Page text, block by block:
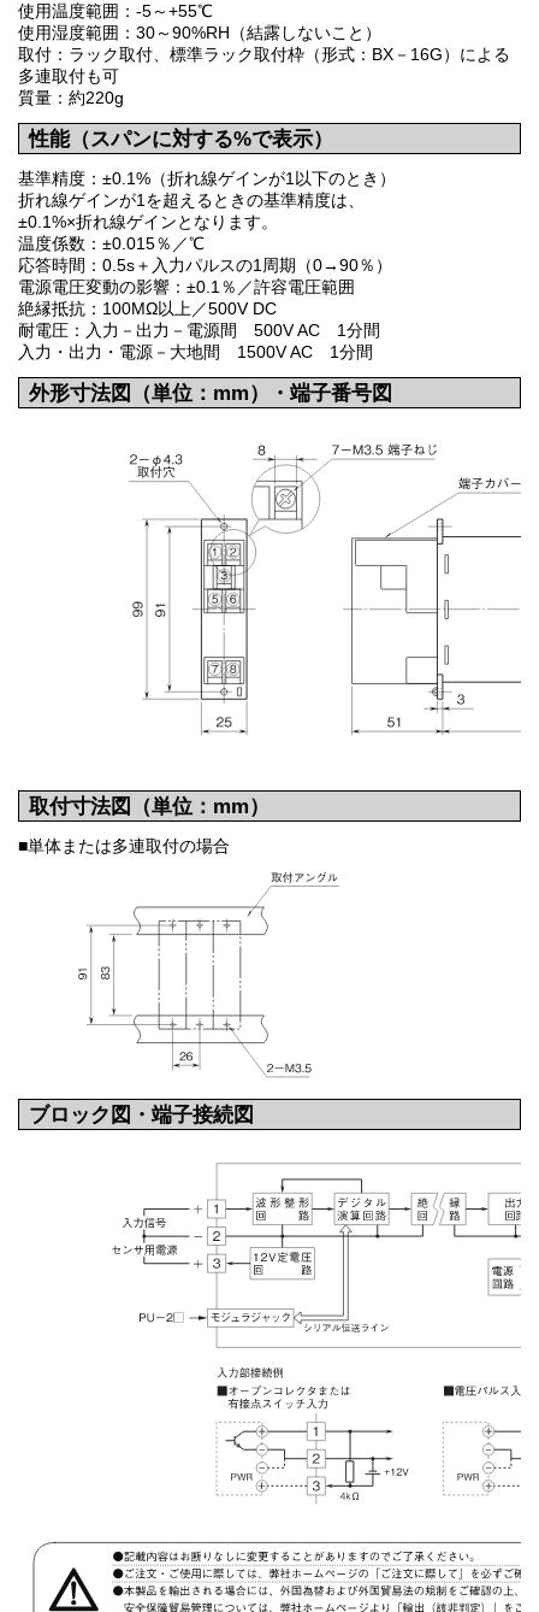
使用温度範囲：-5～+55℃
使用湿度範囲：30～90%RH（結露しないこと）
取付：ラック取付、標準ラック取付枠（形式：BX－16G）による
多連取付も可
質量：約220g
性能（スパンに対する%で表示）
基準精度：±0.1%（折れ線ゲインが1以下のとき）
折れ線ゲインが1を超えるときの基準精度は、
±0.1%×折れ線ゲインとなります。
温度係数：±0.015％／℃
応答時間：0.5s＋入力パルスの1周期（0→90％）
電源電圧変動の影響：±0.1％／許容電圧範囲
絶縁抵抗：100MΩ以上／500V DC
耐電圧：入力－出力－電源間 500V AC 1分間
入力・出力・電源－大地間 1500V AC 1分間
外形寸法図（単位：mm）・端子番号図
取付寸法図（単位：mm）
■単体または多連取付の場合
ブロック図・端子接続図